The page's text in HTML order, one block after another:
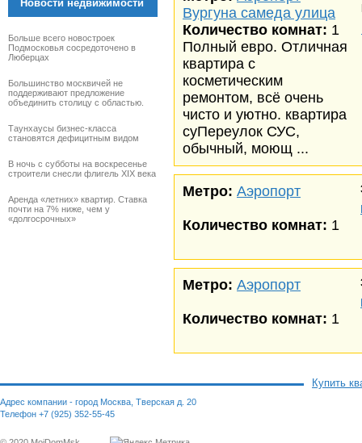
Новости недвижимости
Больше всего новостроек
Подмосковья сосредоточено в
Люберцах
Большинство москвичей не
поддерживают предложение
объединить столицу с областью.
Таунхаусы бизнес-класса
становятся дефицитным видом
В ночь с субботы на воскресенье
строители снесли флигель XIX века
Аренда «летних» квартир. Ставка
почти на 7% ниже, чем у
«долгосрочных»
Вургуна самеда улица
Количество комнат: 1
Полный евро. Отличная
квартира с
косметическим
ремонтом, всё очень
чисто и уютно. квартира
суПереулок СУС,
обычный, моющ ...
Метро: Аэропорт
Количество комнат: 1
Метро: Аэропорт
Количество комнат: 1
Купить
Адрес компании - город Москва, Тверская д. 20
Телефон +7 (925) 352-55-45